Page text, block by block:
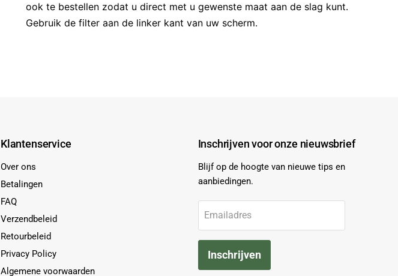
ook te bestellen zodat u direct met u gewenste maat aan de slag kunt.
Gebruik de filter aan de linker kant van uw scherm.
Klantenservice
Over ons
Betalingen
FAQ
Verzendbeleid
Retourbeleid
Privacy Policy
Algemene voorwaarden
Inschrijven voor onze nieuwsbrief
Blijf op de hoogte van nieuwe tips en
aanbiedingen.
Emailadres
Inschrijven